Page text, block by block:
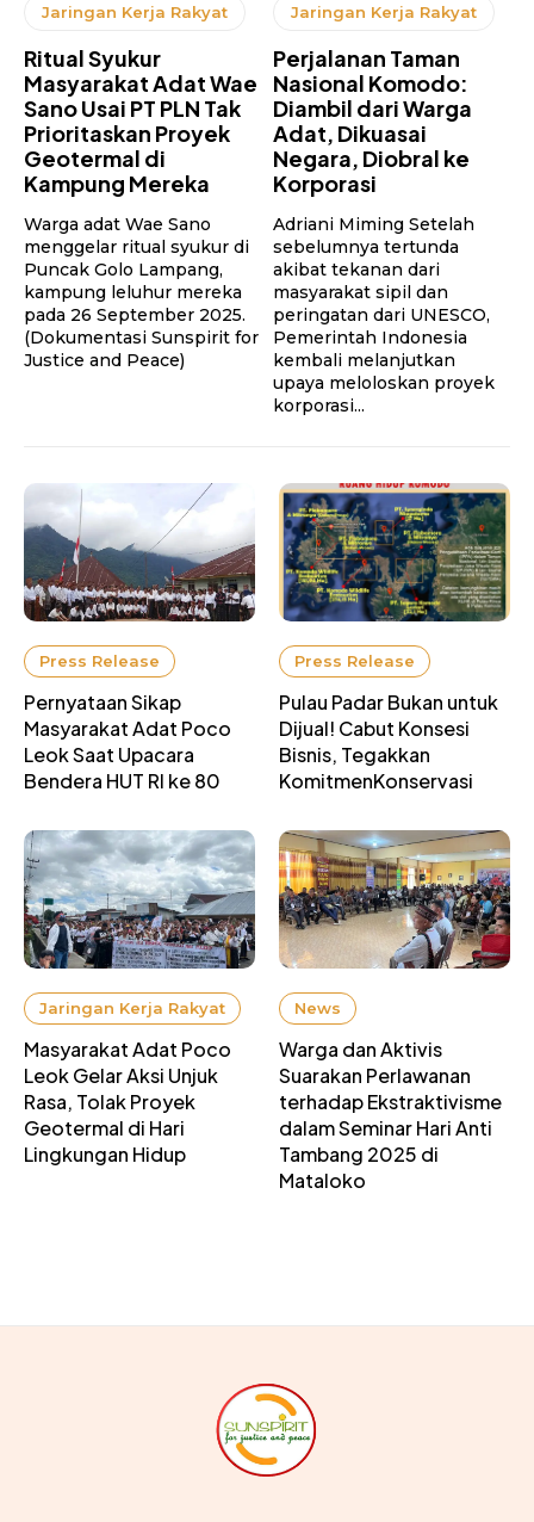
Jaringan Kerja Rakyat
Ritual Syukur
Masyarakat Adat Wae
Sano Usai PT PLN Tak
Prioritaskan Proyek
Geotermal di
Kampung Mereka
Warga adat Wae Sano
menggelar ritual syukur di
Puncak Golo Lampang,
kampung leluhur mereka
pada 26 September 2025.
(Dokumentasi Sunspirit for
Justice and Peace)
Jaringan Kerja Rakyat
Perjalanan Taman
Nasional Komodo:
Diambil dari Warga
Adat, Dikuasai
Negara, Diobral ke
Korporasi
Adriani Miming Setelah
sebelumnya tertunda
akibat tekanan dari
masyarakat sipil dan
peringatan dari UNESCO,
Pemerintah Indonesia
kembali melanjutkan
upaya meloloskan proyek
korporasi...
Press Release
Pernyataan Sikap
Masyarakat Adat Poco
Leok Saat Upacara
Bendera HUT RI ke 80
Press Release
Pulau Padar Bukan untuk
Dijual! Cabut Konsesi
Bisnis, Tegakkan
KomitmenKonservasi
Jaringan Kerja Rakyat
Masyarakat Adat Poco
Leok Gelar Aksi Unjuk
Rasa, Tolak Proyek
Geotermal di Hari
Lingkungan Hidup
News
Warga dan Aktivis
Suarakan Perlawanan
terhadap Ekstraktivisme
dalam Seminar Hari Anti
Tambang 2025 di
Mataloko